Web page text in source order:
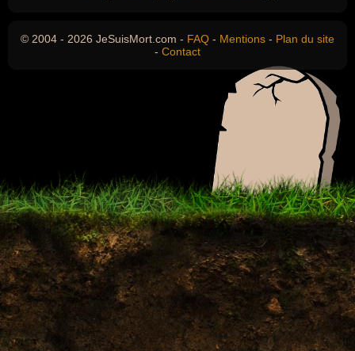
© 2004 - 2026 JeSuisMort.com - FAQ - Mentions - Plan du site
- Contact